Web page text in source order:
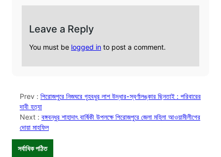
Leave a Reply
You must be logged in to post a comment.
Prev : পিরোজপুরে নিজঘরে গৃহবধুর লাশ উদ্ধার-স্বর্ণালঙ্কার ছিনতাই : পরিবারের
দাবী হত্যা
Next : বঙ্গবন্ধুর শাহাদাৎ বার্ষিকী উপলক্ষে পিরোজপুরে জেলা মহিলা আওয়ামীলীগের
দোয়া মাহফিল
সর্বাধিক পঠিত